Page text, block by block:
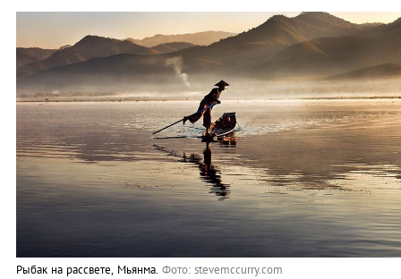
Рыбак на рассвете, Мьянма. Фото: stevemccurry.com